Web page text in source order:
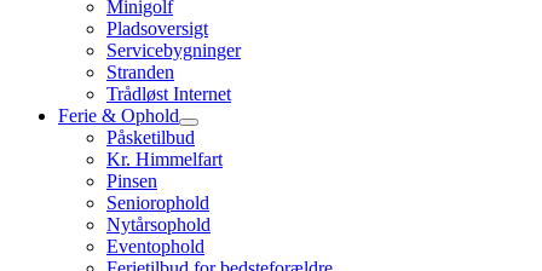
Minigolf
Pladsoversigt
Servicebygninger
Stranden
Trådløst Internet
Ferie & Ophold
Påsketilbud
Kr. Himmelfart
Pinsen
Seniorophold
Nytårsophold
Eventophold